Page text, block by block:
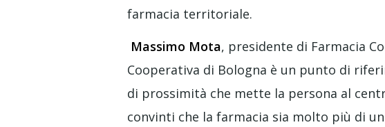
farmacia territoriale.
Massimo Mota, presidente di Farmacia
Cooperativa di Bologna è un punto di
di prossimità che mette la persona al
convinti che la farmacia sia molto più di